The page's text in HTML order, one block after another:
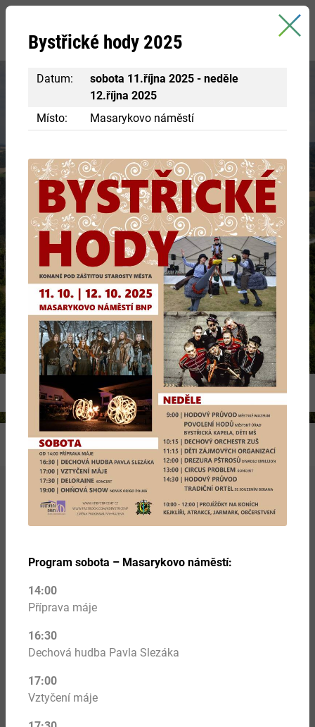
oficiální stránky města
Vydejte se za poznáním
DĚDICTVÍ PŘEDKŮ
Nechte se pohltit historií.
VÍCE INFORMACÍ
Previous
Více
Bystřické hody 2025
Datum:
sobota 11.října 2025 - neděle
12.října 2025
Místo:
Masarykovo náměstí
Program sobota – Masarykovo náměstí:
14:00
Příprava máje
16:30
Dechová hudba Pavla Slezáka
17:00
Vztyčení máje